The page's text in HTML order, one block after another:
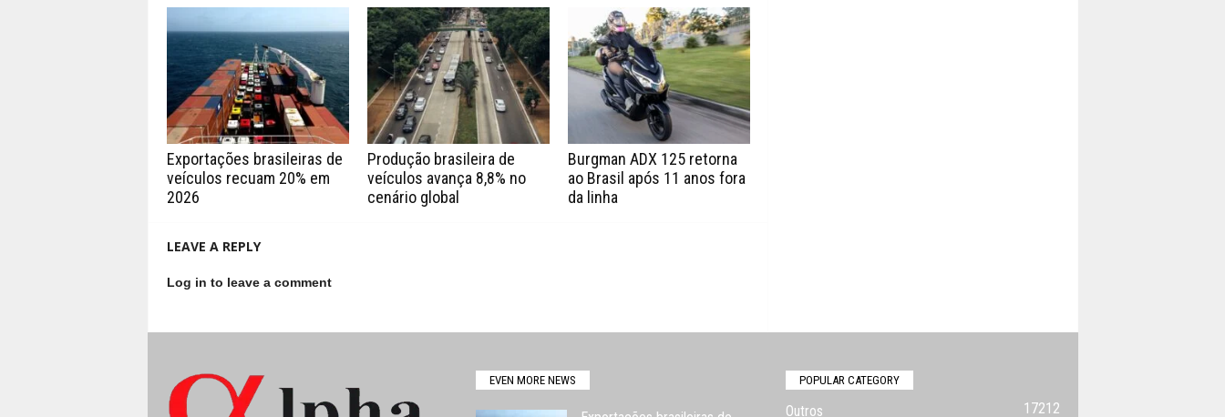
Exportações brasileiras de
veículos recuam 20% em
2026
Produção brasileira de
veículos avança 8,8% no
cenário global
Burgman ADX 125 retorna
ao Brasil após 11 anos fora
da linha
LEAVE A REPLY
Log in to leave a comment
EVEN MORE NEWS POPULAR CATEGORY
Outros 17212